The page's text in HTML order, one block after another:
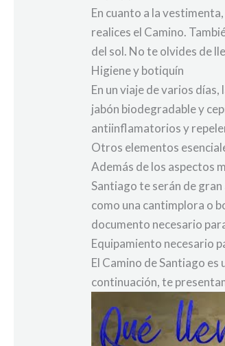
En cuanto a la
realices el Camino.
del sol. No te olvides de
Higiene y botiquín
En un viaje de varios
jabón biodegradable y
antiinflamatorios y
Otros elementos
Además de los aspectos
Santiago te serán de
como una cantimplora o
documento necesario
Equipamiento necesario
El Camino de Santiago
continuación, te